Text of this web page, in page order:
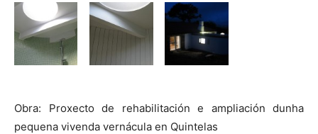
Obra: Proxecto de rehabilitación e ampliación dunha
pequena vivenda vernácula en Quintelas